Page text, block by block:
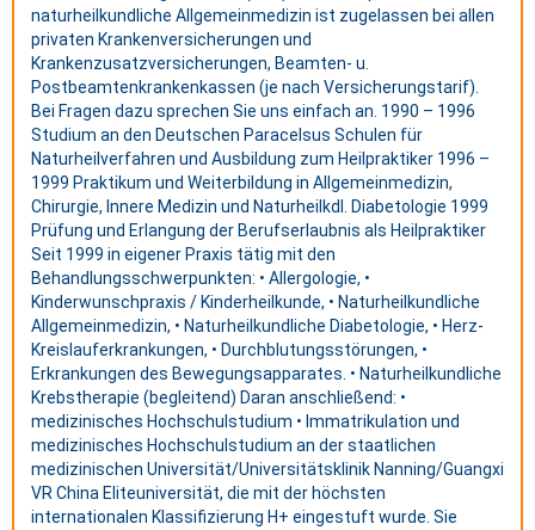
naturheilkundliche Allgemeinmedizin ist zugelassen bei allen
privaten Krankenversicherungen und
Krankenzusatzversicherungen, Beamten- u.
Postbeamtenkrankenkassen (je nach Versicherungstarif).
Bei Fragen dazu sprechen Sie uns einfach an. 1990 – 1996
Studium an den Deutschen Paracelsus Schulen für
Naturheilverfahren und Ausbildung zum Heilpraktiker 1996 –
1999 Praktikum und Weiterbildung in Allgemeinmedizin,
Chirurgie, Innere Medizin und Naturheilkdl. Diabetologie 1999
Prüfung und Erlangung der Berufserlaubnis als Heilpraktiker
Seit 1999 in eigener Praxis tätig mit den
Behandlungsschwerpunkten: • Allergologie, •
Kinderwunschpraxis / Kinderheilkunde, • Naturheilkundliche
Allgemeinmedizin, • Naturheilkundliche Diabetologie, • Herz-
Kreislauferkrankungen, • Durchblutungsstörungen, •
Erkrankungen des Bewegungsapparates. • Naturheilkundliche
Krebstherapie (begleitend) Daran anschließend: •
medizinisches Hochschulstudium • Immatrikulation und
medizinisches Hochschulstudium an der staatlichen
medizinischen Universität/Universitätsklinik Nanning/Guangxi
VR China Eliteuniversität, die mit der höchsten
internationalen Klassifizierung H+ eingestuft wurde. Sie